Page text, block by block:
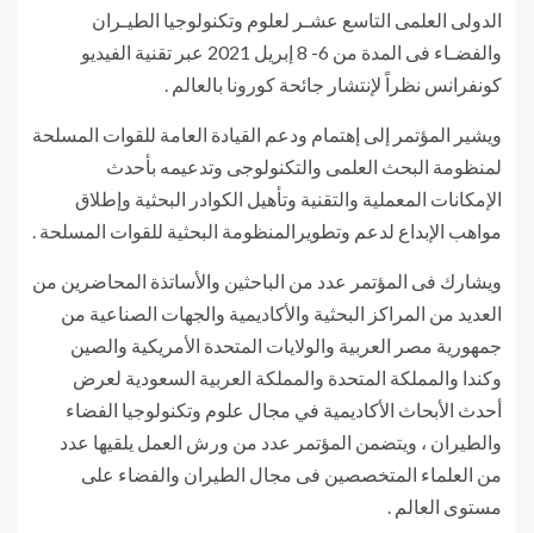
الدولى العلمى التاسع عشـر لعلوم وتكنولوجيا الطيـران
والفضـاء فى المدة من 6- 8 إبريل 2021 عبر تقنية الفيديو
كونفرانس نظراً لإنتشار جائحة كورونا بالعالم .
ويشير المؤتمر إلى إهتمام ودعم القيادة العامة للقوات المسلحة
لمنظومة البحث العلمى والتكنولوجى وتدعيمه بأحدث
الإمكانات المعملية والتقنية وتأهيل الكوادر البحثية وإطلاق
مواهب الإبداع لدعم وتطويرالمنظومة البحثية للقوات المسلحة .
ويشارك فى المؤتمر عدد من الباحثين والأساتذة المحاضرين من
العديد من المراكز البحثية والأكاديمية والجهات الصناعية من
جمهورية مصر العربية والولايات المتحدة الأمريكية والصين
وكندا والمملكة المتحدة والمملكة العربية السعودية لعرض
أحدث الأبحاث الأكاديمية في مجال علوم وتكنولوجيا الفضاء
والطيران ، ويتضمن المؤتمر عدد من ورش العمل يلقيها عدد
من العلماء المتخصصين فى مجال الطيران والفضاء على
مستوى العالم .